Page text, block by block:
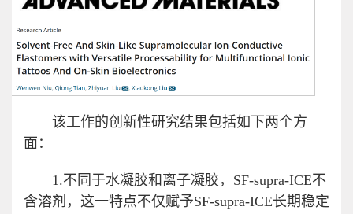
该工作的创新性研究结果包括如下两个方
面：
1.不同于水凝胶和离子凝胶，SF-supra-ICE不
含溶剂，这一特点不仅赋予SF-supra-ICE长期稳定